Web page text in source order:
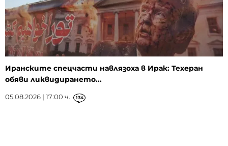
Иранските спецчасти навлязоха в Ирак: Техеран
обяви ликвидирането...
05.08.2026 | 17:00 ч. 134